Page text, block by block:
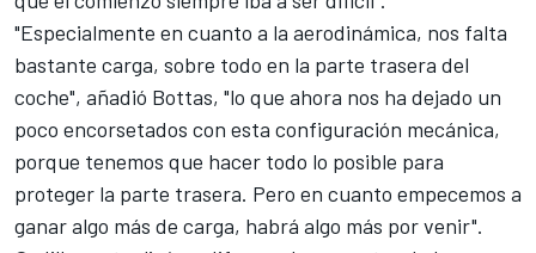
"Especialmente en cuanto a la aerodinámica, nos falta
bastante carga, sobre todo en la parte trasera del
coche", añadió Bottas, "lo que ahora nos ha dejado un
poco encorsetados con esta configuración mecánica,
porque tenemos que hacer todo lo posible para
proteger la parte trasera. Pero en cuanto empecemos a
ganar algo más de carga, habrá algo más por venir".